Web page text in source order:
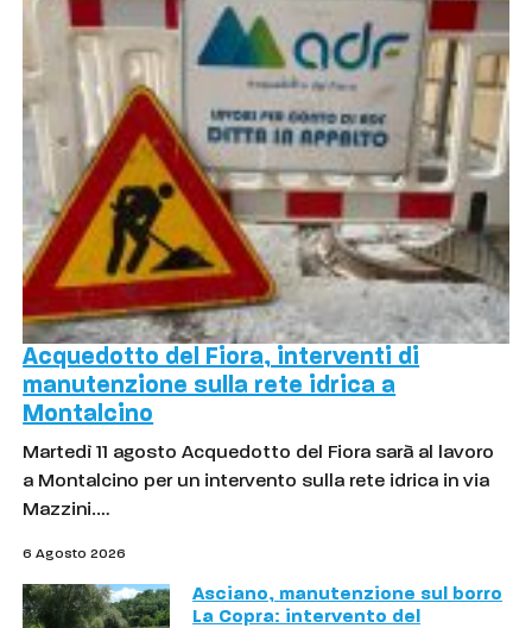
Acquedotto del Fiora, interventi di
manutenzione sulla rete idrica a
Montalcino
Martedì 11 agosto Acquedotto del Fiora sarà al lavoro
a Montalcino per un intervento sulla rete idrica in via
Mazzini.…
6 Agosto 2026
Asciano, manutenzione sul borro
La Copra: intervento del